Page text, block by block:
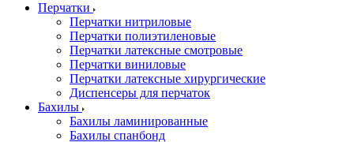
Перчатки
Перчатки нитриловые
Перчатки полиэтиленовые
Перчатки латексные смотровые
Перчатки виниловые
Перчатки латексные хирургические
Диспенсеры для перчаток
Бахилы
Бахилы ламинированные
Бахилы спанбонд